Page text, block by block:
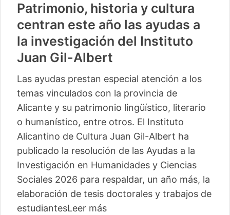
Patrimonio, historia y cultura
centran este año las ayudas a
la investigación del Instituto
Juan Gil-Albert
Las ayudas prestan especial atención a los
temas vinculados con la provincia de
Alicante y su patrimonio lingüístico, literario
o humanístico, entre otros. El Instituto
Alicantino de Cultura Juan Gil-Albert ha
publicado la resolución de las Ayudas a la
Investigación en Humanidades y Ciencias
Sociales 2026 para respaldar, un año más, la
elaboración de tesis doctorales y trabajos de
estudiantesLeer más